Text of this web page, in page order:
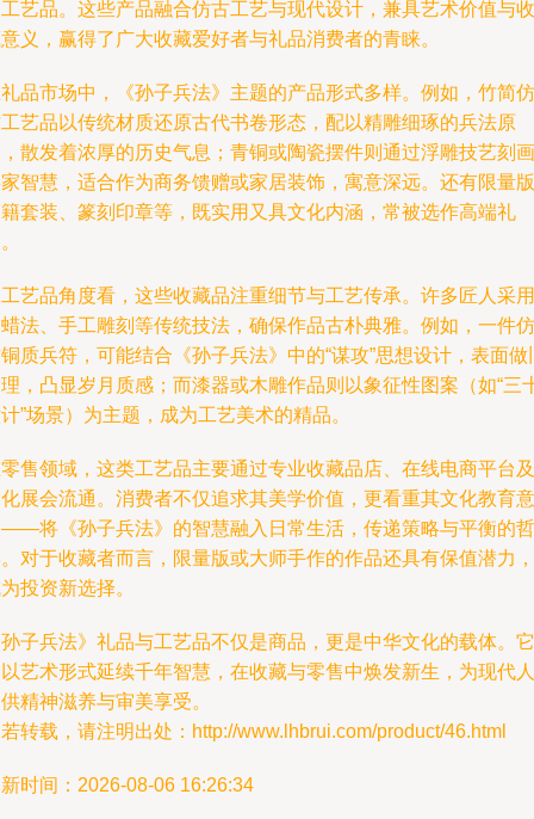
艺品。这些产品融合仿古工艺与现代设计，兼具艺术价值与收
义，赢得了广大收藏爱好者与礼品消费者的青睐。
品市场中，《孙子兵法》主题的产品形式多样。例如，竹简仿
艺品以传统材质还原古代书卷形态，配以精雕细琢的兵法原
散发着浓厚的历史气息；青铜或陶瓷摆件则通过浮雕技艺刻画
智慧，适合作为商务馈赠或家居装饰，寓意深远。还有限量版
套装、篆刻印章等，既实用又具文化内涵，常被选作高端礼
艺品角度看，这些收藏品注重细节与工艺传承。许多匠人采用
法、手工雕刻等传统技法，确保作品古朴典雅。例如，一件仿
质兵符，可能结合《孙子兵法》中的“谋攻”思想设计，表面做
，凸显岁月质感；而漆器或木雕作品则以象征性图案（如“三
”场景）为主题，成为工艺美术的精品。
售领域，这类工艺品主要通过专业收藏品店、在线电商平台及
展会流通。消费者不仅追求其美学价值，更看重其文化教育意
将《孙子兵法》的智慧融入日常生活，传递策略与平衡的哲
对于收藏者而言，限量版或大师手作的作品还具有保值潜力，
投资新选择。
子兵法》礼品与工艺品不仅是商品，更是中华文化的载体。它
艺术形式延续千年智慧，在收藏与零售中焕发新生，为现代人
精神滋养与审美享受。
转载，请注明出处：http://www.lhbrui.com/product/46.html
时间：2026-08-06 16:26:34